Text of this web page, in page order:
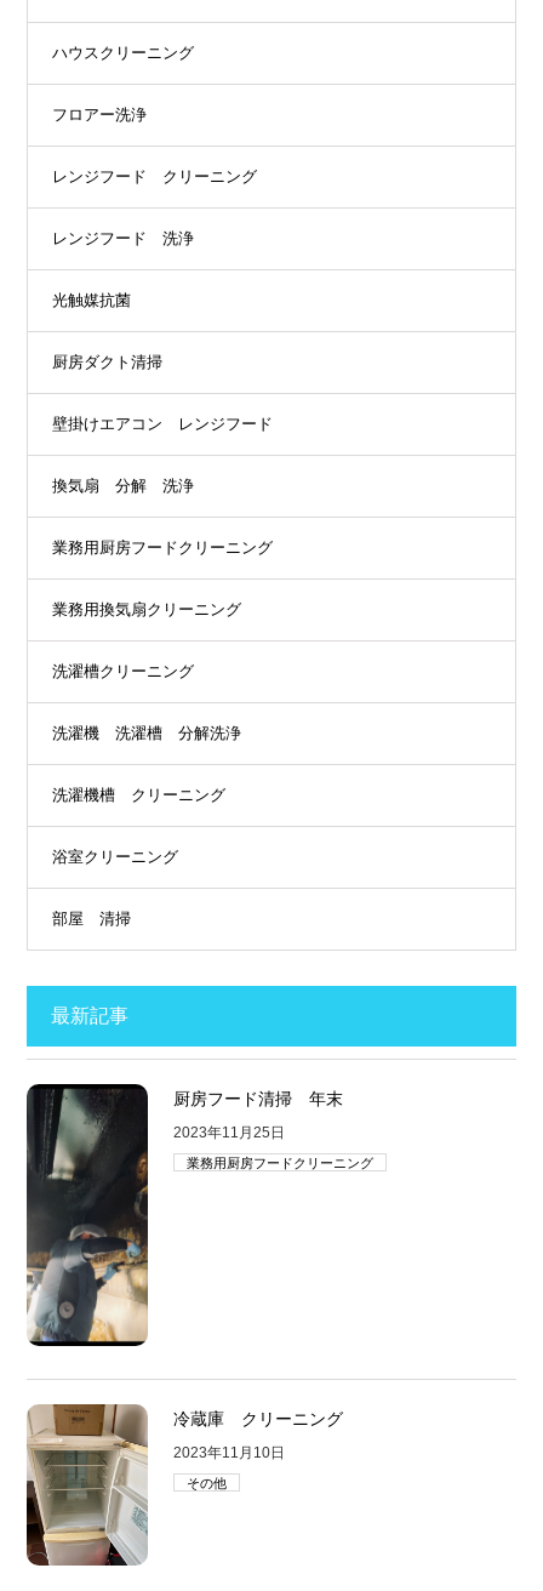
ハウスクリーニング
フロアー洗浄
レンジフード クリーニング
レンジフード 洗浄
光触媒抗菌
厨房ダクト清掃
壁掛けエアコン レンジフード
換気扇 分解 洗浄
業務用厨房フードクリーニング
業務用換気扇クリーニング
洗濯槽クリーニング
洗濯機 洗濯槽 分解洗浄
洗濯機槽 クリーニング
浴室クリーニング
部屋 清掃
最新記事
厨房フード清掃 年末
2023年11月25日
業務用厨房フードクリーニング
冷蔵庫 クリーニング
2023年11月10日
その他